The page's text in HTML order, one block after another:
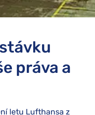
práva a
letu Lufthansa z